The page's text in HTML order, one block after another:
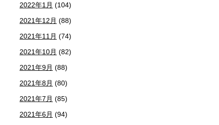
2022年1月 (104)
2021年12月 (88)
2021年11月 (74)
2021年10月 (82)
2021年9月 (88)
2021年8月 (80)
2021年7月 (85)
2021年6月 (94)